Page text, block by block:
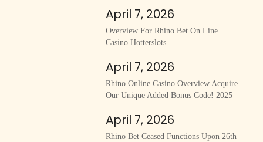
April 7, 2026
Overview For Rhino Bet On Line
Casino Hotterslots
April 7, 2026
Rhino Online Casino Overview Acquire
Our Unique Added Bonus Code! 2025
April 7, 2026
Rhino Bet Ceased Functions Upon 26th